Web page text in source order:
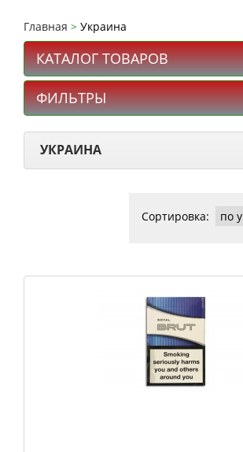
Главная Украина
КАТАЛОГ ТОВАРОВ
ФИЛЬТРЫ
УКРАИНА
Сортировка: